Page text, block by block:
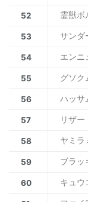
52 霊獣ボ
53 サンダ
54 エンニ
55 グソク
56 ハッサ
57 リザー
58 ヤミラ
59 ブラッ
60 キュウ